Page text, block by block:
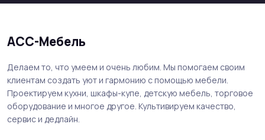
АСС-Мебель
Делаем то, что умеем и очень любим. Мы помогаем своим
клиентам создать уют и гармонию с помощью мебели.
Проектируем кухни, шкафы-купе, детскую мебель, торговое
оборудование и многое другое. Культивируем качество,
сервис и дедлайн.